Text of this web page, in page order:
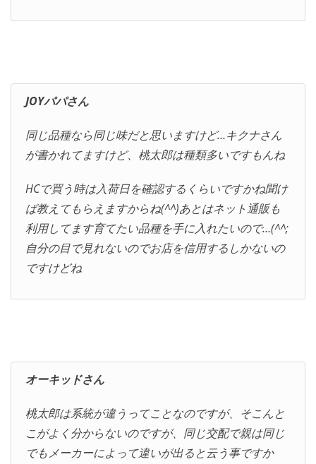
JOYパパさん
同じ品種なら同じ味だと思いますけど…キクナさん
が書かれてますけど、桃太郎は種類多いですもんね
HCで買う時は入荷日を確認するくらいですかね聞け
ば教えてもらえますからね(^^)あとはネット通販も
利用してます育てたい品種を手に入れたいので…(^^;
自分の目で見れないのでお店を信用するしかないの
ですけどね
オーキッドさん
桃太郎は系統が違うってことなのですが、そこんと
こがよく分からないのですが、同じ交配で親は同じ
でもメーカーによって違いが出ると云う事ですか